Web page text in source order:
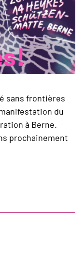
sans frontières
du
à Berne.
prochainement